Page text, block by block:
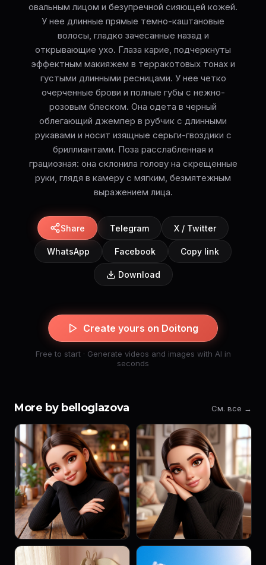
овальным лицом и безупречной сияющей кожей.
У нее длинные прямые темно-каштановые
волосы, гладко зачесанные назад и
открывающие ухо. Глаза карие, подчеркнуты
эффектным макияжем в терракотовых тонах и
густыми длинными ресницами. У нее четко
очерченные брови и полные губы с нежно-
розовым блеском. Она одета в черный
облегающий джемпер в рубчик с длинными
рукавами и носит изящные серьги-гвоздики с
бриллиантами. Поза расслабленная и
грациозная: она склонила голову на скрещенные
руки, глядя в камеру с мягким, безмятежным
выражением лица.
Share Telegram X / Twitter
WhatsApp Facebook Copy link
Download
Create yours on Doitong
Free to start · Generate videos and images with AI in
seconds
More by belloglazova См. все →